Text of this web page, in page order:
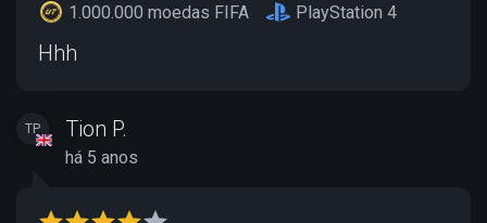
1.000.000 moedas FIFA PlayStation 4
Hhh
TP Tion P.
há 5 anos